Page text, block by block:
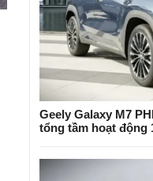
Geely Galaxy M7
tổng tầm hoạt động